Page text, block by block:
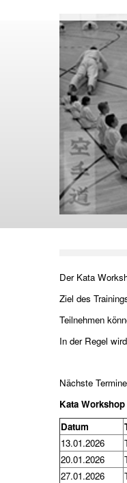
Der Kata
Ziel des
Teilnehmen
In der Regel
Nächste
Kata Workshop
Datum
13.01.2026
20.01.2026
27.01.2026